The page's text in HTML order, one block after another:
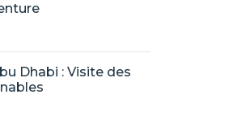
Dhabi : Visite des